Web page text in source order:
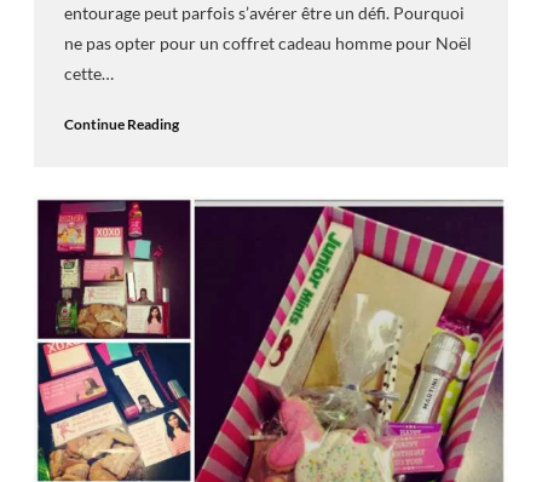
entourage peut parfois s’avérer être un défi. Pourquoi
ne pas opter pour un coffret cadeau homme pour Noël
cette…
Continue Reading